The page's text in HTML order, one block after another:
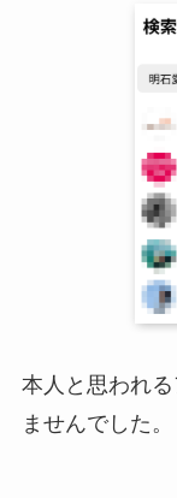
本人と思われ
ませんでした。